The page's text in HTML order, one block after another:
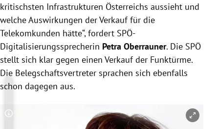
kritischsten Infrastrukturen Österreichs aussieht und
welche Auswirkungen der Verkauf für die
Telekomkunden hätte“, fordert SPÖ-
Digitalisierungssprecherin Petra Oberrauner. Die SPÖ
stellt sich klar gegen einen Verkauf der Funktürme.
Die Belegschaftsvertreter sprachen sich ebenfalls
schon dagegen aus.
Copyright-Hinweis öffnen/schließen